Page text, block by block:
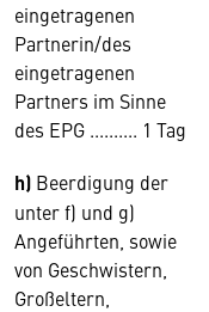
eingetragenen
Partnerin/des
eingetragenen
Partners im Sinne
des EPG .......... 1 Tag
h) Beerdigung der
unter f) und g)
Angeführten, sowie
von Geschwistern,
Großeltern,